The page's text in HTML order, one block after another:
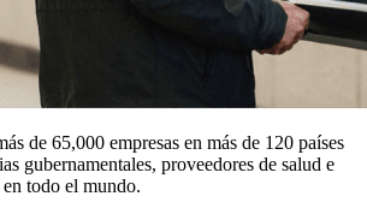
de 65,000 empresas en más de 120 países
gubernamentales, proveedores de salud e
todo el mundo.